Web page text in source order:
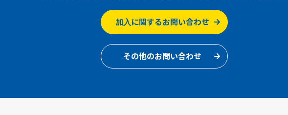
加入に関するお問い合わせ
その他のお問い合わせ